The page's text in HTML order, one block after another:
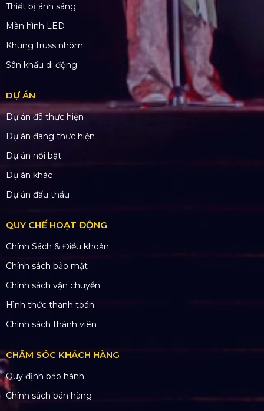
Thiết bị ánh sáng
Màn hình LED
Khung truss nhôm
Sân khấu di động
DỰ ÁN
Dự án đã thực hiện
Dự án đang thực hiện
Dự án nổi bật
Dự án khác
Dự án đấu thầu
QUY CHẾ HOẠT ĐỘNG
Chính Sách & Điều khoản
Chính sách bảo mật
Chính sách vận chuyển
Hình thức thanh toán
Chính sách thành viên
CHĂM SÓC KHÁCH HÀNG
Quy định bảo hành
Chính sách bán hàng